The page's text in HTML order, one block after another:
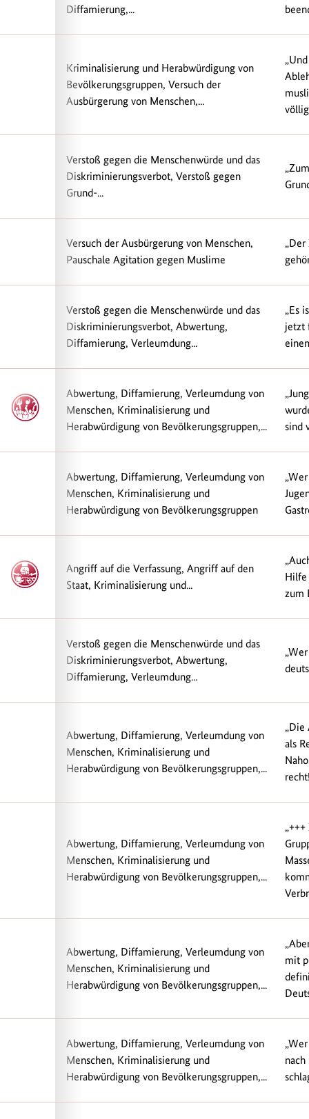
Diffamierung,...
Kriminalisierung und Herabwürdigung von
Bevölkerungsgruppen, Versuch der
Ausbürgerung von Menschen,...
Verstoß gegen die Menschenwürde und das
Diskriminierungsverbot, Verstoß gegen
Grund-...
Versuch der Ausbürgerung von Menschen,
Pauschale Agitation gegen Muslime
Verstoß gegen die Menschenwürde und das
Diskriminierungsverbot, Abwertung,
Diffamierung, Verleumdung...
„Es
jetzt
Abwertung, Diffamierung, Verleumdung von
Menschen, Kriminalisierung und
Herabwürdigung von Bevölkerungsgruppen,...
sind
Abwertung, Diffamierung, Verleumdung von
Menschen, Kriminalisierung und
Herabwürdigung von Bevölkerungsgruppen
Angriff auf die Verfassung, Angriff auf den
Staat, Kriminalisierung und...
Hilfe
zum
Verstoß gegen die Menschenwürde und das
Diskriminierungsverbot, Abwertung,
Diffamierung, Verleumdung...
Abwertung, Diffamierung, Verleumdung von
Menschen, Kriminalisierung und
Herabwürdigung von Bevölkerungsgruppen,...
„Die
als
Abwertung, Diffamierung, Verleumdung von
Menschen, Kriminalisierung und
Herabwürdigung von Bevölkerungsgruppen,...
Abwertung, Diffamierung, Verleumdung von
Menschen, Kriminalisierung und
Herabwürdigung von Bevölkerungsgruppen,...
mit
Abwertung, Diffamierung, Verleumdung von
Menschen, Kriminalisierung und
Herabwürdigung von Bevölkerungsgruppen,...